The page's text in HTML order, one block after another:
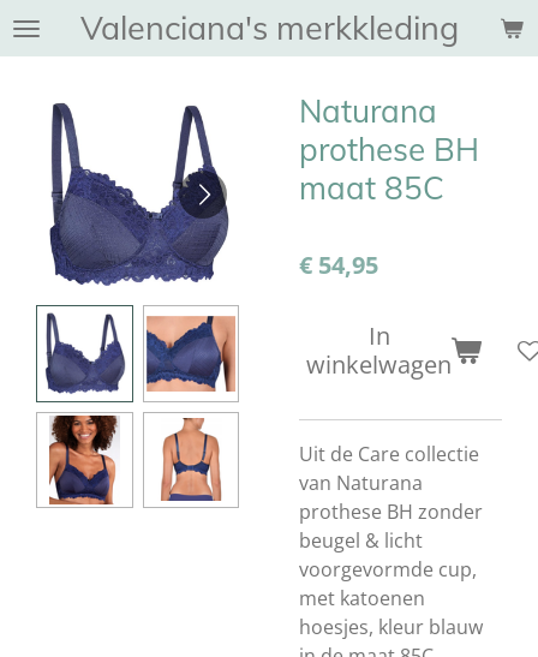
Ga
direct
hoofdinhoud
Valenciana's merkkleding
Naturana
prothese BH
maat 85C
€ 54,95
In
winkelwagen
Uit de Care collectie
van Naturana
prothese BH zonder
beugel & licht
voorgevormde cup,
met katoenen
hoesjes, kleur blauw